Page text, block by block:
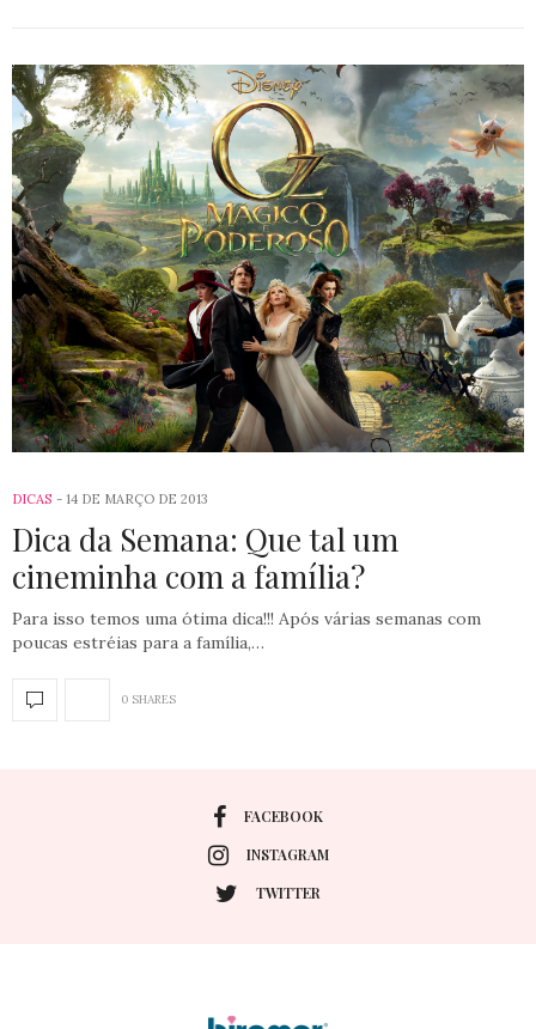
DICAS 14 DE MARÇO DE 2013
Dica da Semana: Que tal um
cineminha com a família?
Para isso temos uma ótima dica!!! Após várias semanas com
poucas estréias para a família,…
0 SHARES
FACEBOOK
INSTAGRAM
TWITTER